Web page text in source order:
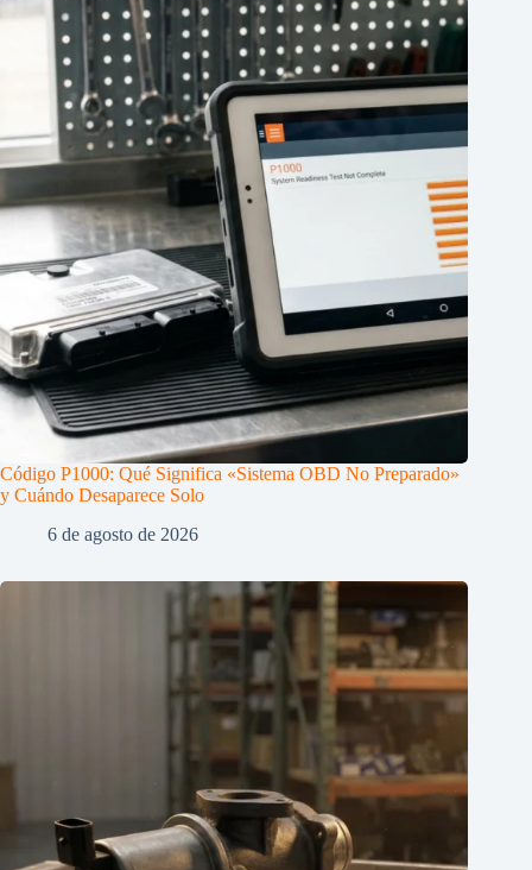
Código P1000: Qué Significa «Sistema OBD No Preparado»
y Cuándo Desaparece Solo
6 de agosto de 2026